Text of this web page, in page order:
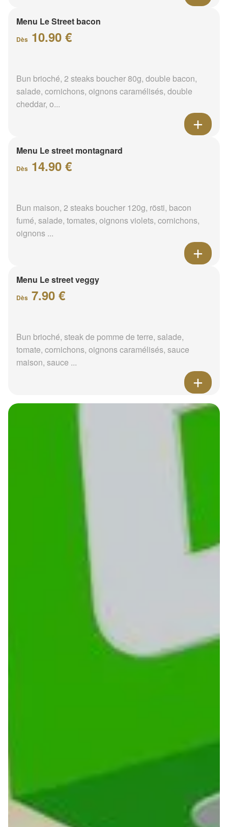
Menu Le Street bacon
Dès 10.90 €
Bun brioché, 2 steaks boucher 80g, double bacon,
salade, cornichons, oignons caramélisés, double
cheddar, o...
Menu Le street montagnard
Dès 14.90 €
Bun maison, 2 steaks boucher 120g, rösti, bacon
fumé, salade, tomates, oignons violets, cornichons,
oignons ...
Menu Le street veggy
Dès 7.90 €
Bun brioché, steak de pomme de terre, salade,
tomate, cornichons, oignons caramélisés, sauce
maison, sauce ...